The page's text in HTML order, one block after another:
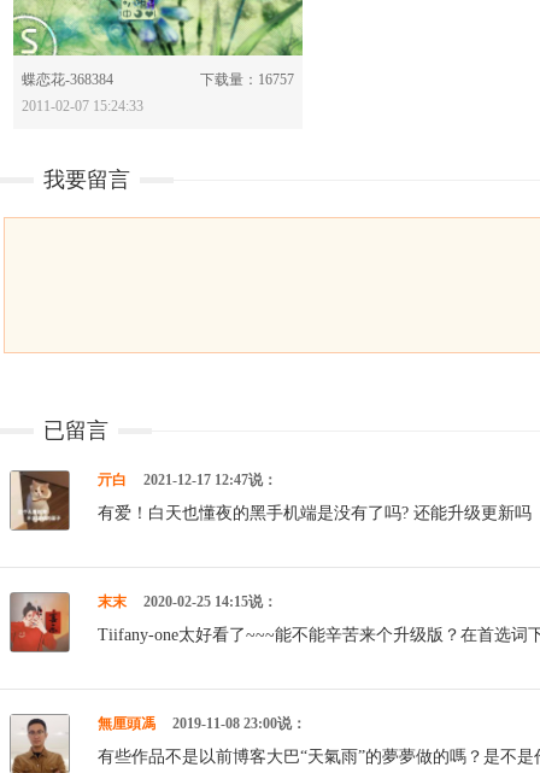
蝶恋花-368384
下载量：16757
2011-02-07 15:24:33
我要留言
已留言
亓白 2021-12-17 12:47说：
有爱！白天也懂夜的黑手机端是没有了吗? 还能升级更新吗
末末 2020-02-25 14:15说：
Tiifany-one太好看了~~~能不能辛苦来个升级版？在首选词
無厘頭馮 2019-11-08 23:00说：
有些作品不是以前博客大巴“天氣雨”的夢夢做的嗎？是不